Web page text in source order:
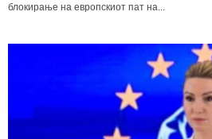
блокирање на европскиот пат на...